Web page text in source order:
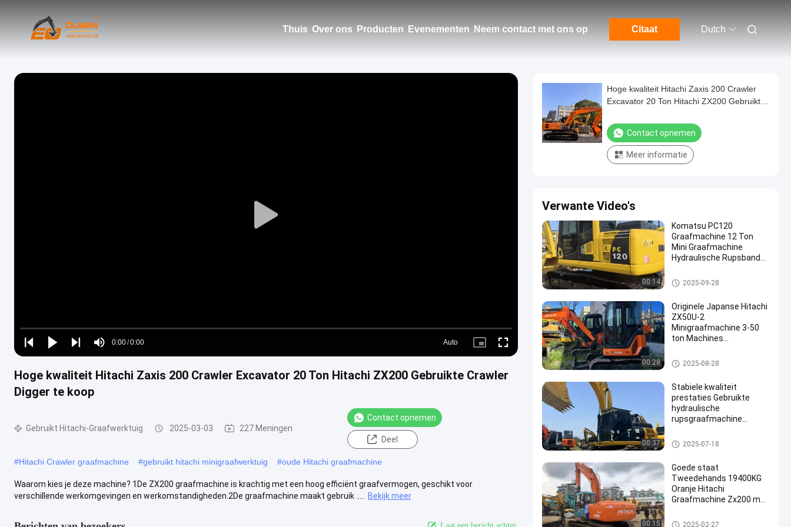
Thuis Over ons Producten Evenementen Neem contact met ons op Citaat Dutch
Play
Play
Play
Play
Mute
Time
0:00/0:00
Loaded:
0%
Auto
Picture- Fullscreen
Hoge kwaliteit Hitachi Zaxis 200 Crawler Excavator 20 Ton Hitachi ZX200 Gebruikte Crawler
Digger te koop
Gebruikt Hitachi-Graafwerktuig 2025-03-03 227 Meningen
Contact opnemen
Deel
#Hitachi Crawler graafmachine #gebruikt hitachi minigraafwerktuig #oude Hitachi graafmachine
Waarom kies je deze machine? 1De ZX200 graafmachine is krachtig met een hoog efficiënt graafvermogen, geschikt voor
verschillende werkomgevingen en werkomstandigheden.2De graafmachine maakt gebruik .....
Bekijk meer
Laat een bericht achter.
Hoge kwaliteit Hitachi Zaxis 200 Crawler
Excavator 20 Ton Hitachi ZX200 Gebruikte
Contact opnemen
Meer informatie
Verwante Video's
00:14
Komatsu PC120
Graafmachine 12 Ton
Mini Graafmachine
Hydraulische Rupsband
het gebruikte graafwerktuig va
n KOMATSU
2025-09-28
00:28
Originele Japanse Hitachi
ZX50U-2
Minigraafmachine 3-50
ton Machines
Rupsgraafmachine
Gebruikt Hitachi-Graafwerktuig
2025-08-28
00:37
Stabiele kwaliteit
prestaties Gebruikte
hydraulische
rupsgraafmachine
Goede Staat
Gebruikte CAT-graafmachine
2025-07-18
00:15
Goede staat
Tweedehands 19400KG
Oranje Hitachi
Graafmachine Zx200 met
Gebruikt Hitachi-Graafwerktuig
2025-02-27